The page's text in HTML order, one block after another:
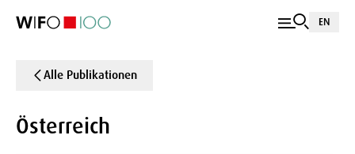
EN
Alle Publikationen
Österreich